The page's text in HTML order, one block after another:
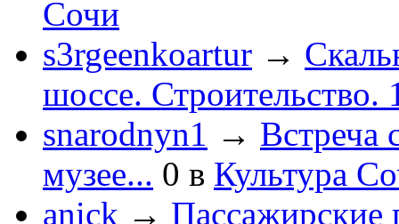
Сочи
s3rgeenkoartur →
шоссе. Строительство.
snarodnyn1 → Встреча
музее... 0 в Культура
anick → Пассажирские